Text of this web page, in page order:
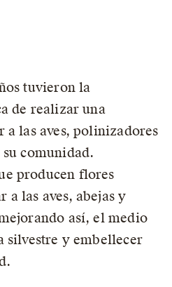
tuvieron la
de realizar una
a las aves, polinizadores
comunidad.
producen flores
a las aves, abejas y
así, el medio
silvestre y embellecer